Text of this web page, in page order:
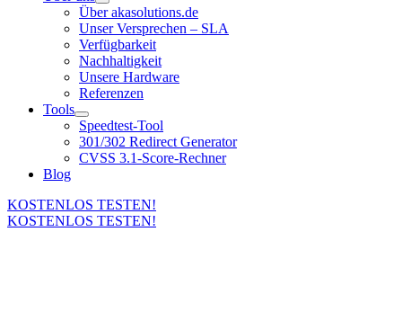
Über akasolutions.de
Unser Versprechen – SLA
Verfügbarkeit
Nachhaltigkeit
Unsere Hardware
Referenzen
Tools
Speedtest-Tool
301/302 Redirect Generator
CVSS 3.1-Score-Rechner
Blog
KOSTENLOS TESTEN!
KOSTENLOS TESTEN!